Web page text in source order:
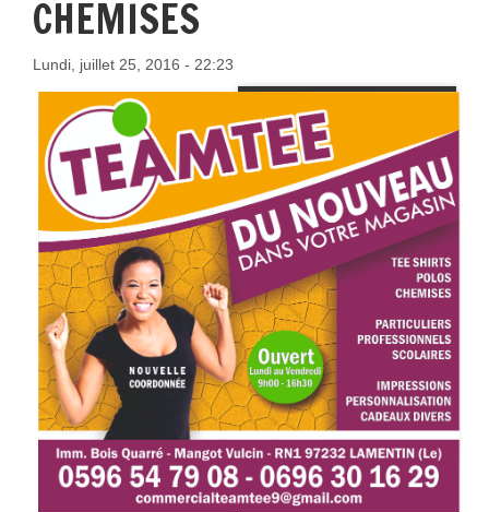
CHEMISES
Lundi, juillet 25, 2016 - 22:23